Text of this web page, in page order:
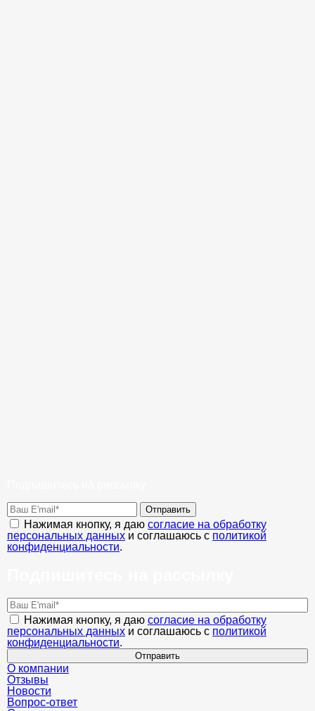
Отправить
Нажимая кнопку, я даю согласие на обработку
персональных данных и соглашаюсь с политикой
конфиденциальности.
Нажимая кнопку, я даю согласие на обработку
персональных данных и соглашаюсь с политикой
конфиденциальности.
Отправить
О компании
Отзывы
Новости
Вопрос-ответ